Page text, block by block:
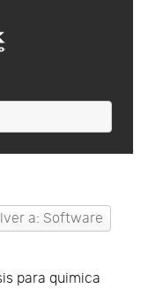
a: Software
para quimica